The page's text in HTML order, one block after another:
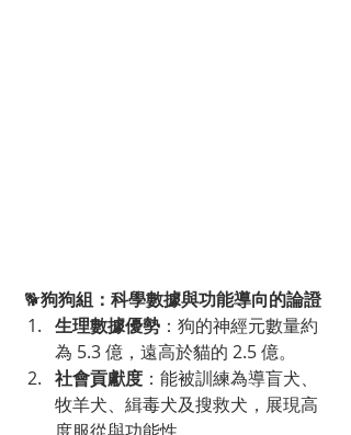
🐕狗狗組：科學數據與功能導向的論證
生理數據優勢 ：狗的神經元數量約
為 5.3 億，遠高於貓的 2.5 億。
社會貢獻度 ：能被訓練為導盲犬、
牧羊犬、緝毒犬及搜救犬，展現高